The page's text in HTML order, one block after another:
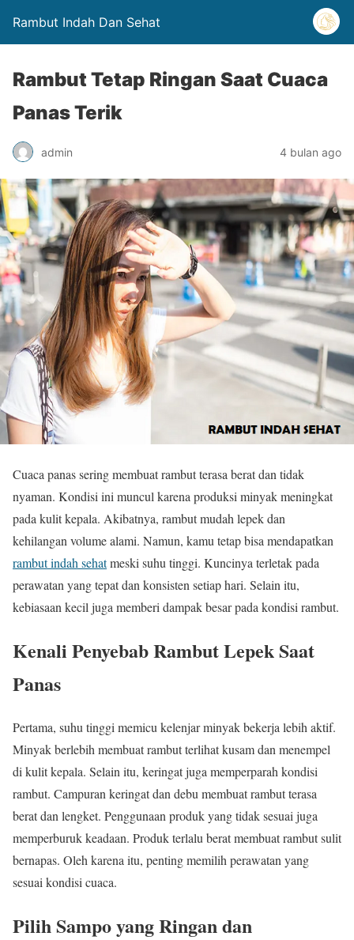
Rambut Indah Dan Sehat
Rambut Tetap Ringan Saat Cuaca
Panas Terik
admin 4 bulan ago
Cuaca panas sering membuat rambut terasa berat dan tidak
nyaman. Kondisi ini muncul karena produksi minyak meningkat
pada kulit kepala. Akibatnya, rambut mudah lepek dan
kehilangan volume alami. Namun, kamu tetap bisa mendapatkan
rambut indah sehatmeski suhu tinggi. Kuncinya terletak pada
perawatan yang tepat dan konsisten setiap hari. Selain itu,
kebiasaan kecil juga memberi dampak besar pada kondisi rambut.
Kenali Penyebab Rambut Lepek Saat
Panas
Pertama, suhu tinggi memicu kelenjar minyak bekerja lebih aktif.
Minyak berlebih membuat rambut terlihat kusam dan menempel
di kulit kepala. Selain itu, keringat juga memperparah kondisi
rambut. Campuran keringat dan debu membuat rambut terasa
berat dan lengket. Penggunaan produk yang tidak sesuai juga
memperburuk keadaan. Produk terlalu berat membuat rambut sulit
bernapas. Oleh karena itu, penting memilih perawatan yang
sesuai kondisi cuaca.
Pilih Sampo yang Ringan dan